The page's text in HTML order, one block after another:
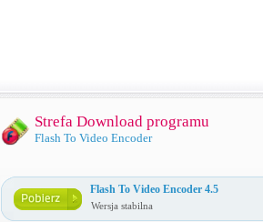
Strefa Download programu
Flash To Video Encoder
Flash To Video Encoder 4.5
Wersja stabilna